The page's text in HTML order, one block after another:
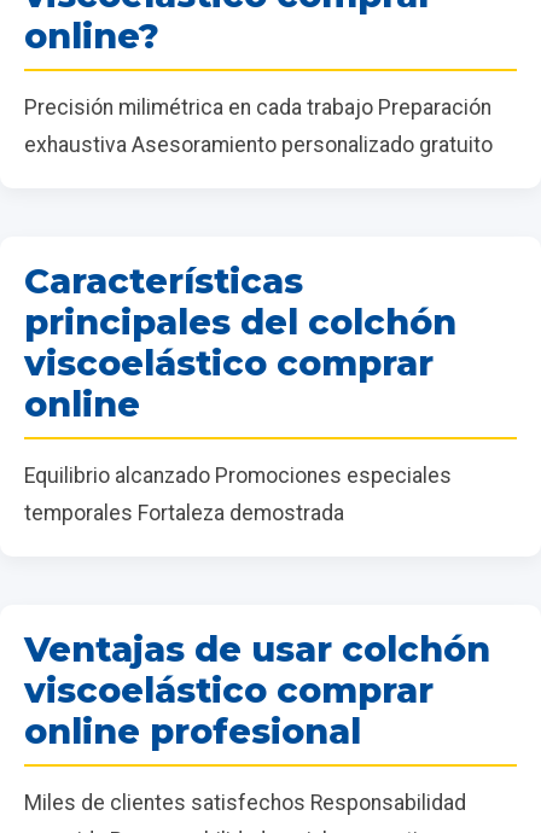
online?
Precisión milimétrica en cada trabajo Preparación
exhaustiva Asesoramiento personalizado gratuito
Características
principales del colchón
viscoelástico comprar
online
Equilibrio alcanzado Promociones especiales
temporales Fortaleza demostrada
Ventajas de usar colchón
viscoelástico comprar
online profesional
Miles de clientes satisfechos Responsabilidad